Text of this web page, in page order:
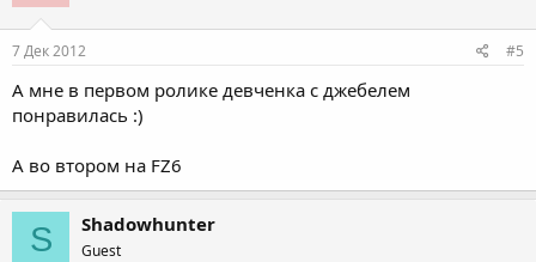
7 Дек 2012 #5
А мне в первом ролике девченка с джебелем
понравилась :)
А во втором на FZ6
S Shadowhunter
Guest